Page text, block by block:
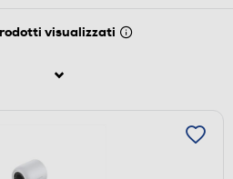
visualizzati